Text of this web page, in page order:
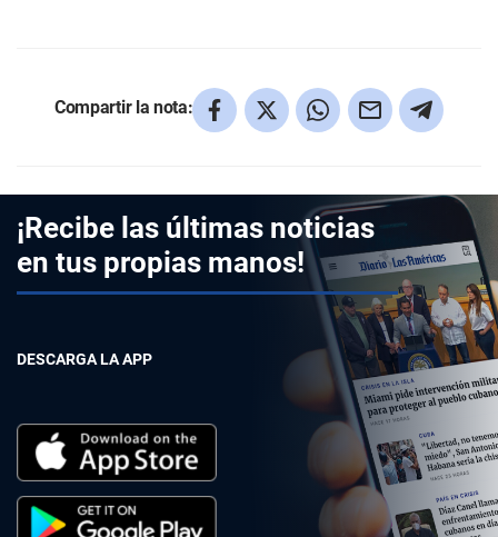
Compartir la nota:
¡Recibe las últimas noticias
en tus propias manos!
DESCARGA LA APP